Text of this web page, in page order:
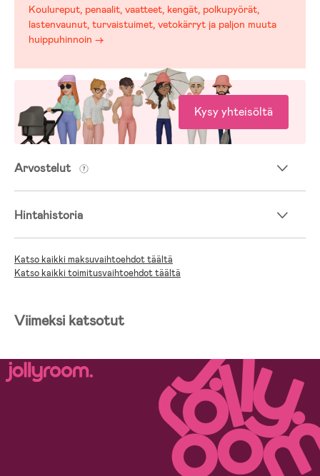
Koulureput, penaalit, vaatteet, kengät, polkupyörät,
lastenvaunut, turvaistuimet, vetokärryt ja paljon muuta
huippuhinnoin →
Kysy yhteisöltä
Arvostelut
Hintahistoria
Katso kaikki maksuvaihtoehdot täältä
Katso kaikki toimitusvaihtoehdot täältä
Viimeksi katsotut